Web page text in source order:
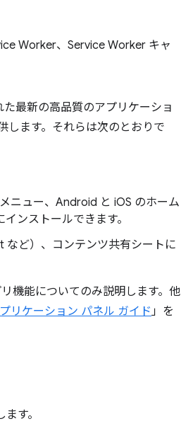
Worker、Service Worker キャ
最新の高品質のアプリケーショ
します。それらは次のとおりで
ニュー、Android と iOS のホーム
ンストールできます。
など）、コンテンツ共有シートに
機能についてのみ説明します。他
リケーション パネル ガイド」を
す。